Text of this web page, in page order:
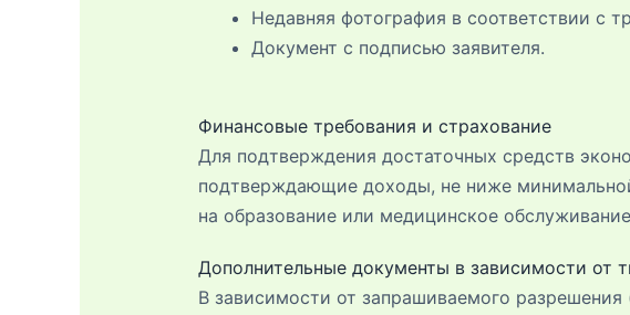
Недавняя фотография в соответствии с
Документ с подписью заявителя.
Финансовые требования и страхование
Для подтверждения достаточных средств
подтверждающие доходы, не ниже
на образование или медицинское
Дополнительные документы в зависимости от
В зависимости от запрашиваемого разрешения